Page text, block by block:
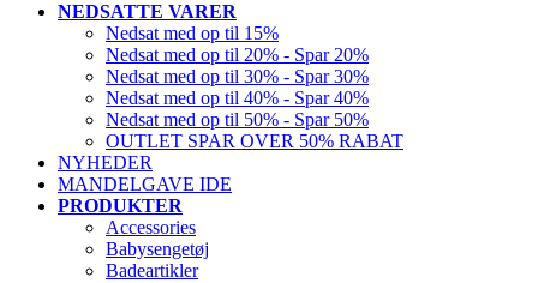
NEDSATTE VARER
Nedsat med op til 15%
Nedsat med op til 20% - Spar 20%
Nedsat med op til 30% - Spar 30%
Nedsat med op til 40% - Spar 40%
Nedsat med op til 50% - Spar 50%
OUTLET SPAR OVER 50% RABAT
NYHEDER
MANDELGAVE IDE
PRODUKTER
Accessories
Babysengetøj
Badeartikler